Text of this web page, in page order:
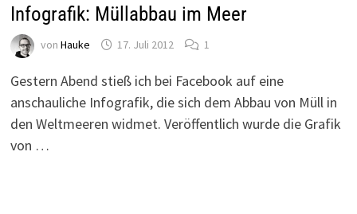
Infografik: Müllabbau im Meer
von Hauke 17. Juli 2012 1
Gestern Abend stieß ich bei Facebook auf eine
anschauliche Infografik, die sich dem Abbau von Müll in
den Weltmeeren widmet. Veröffentlich wurde die Grafik
von …